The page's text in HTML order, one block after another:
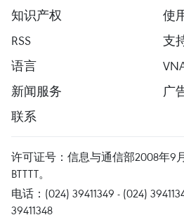
知识产权
使
RSS
支
语言
新闻服务
广
联系
许可证号：信息与通信部2008年9
BTTTT。
电话：(024) 39411349 - (024)
39411348